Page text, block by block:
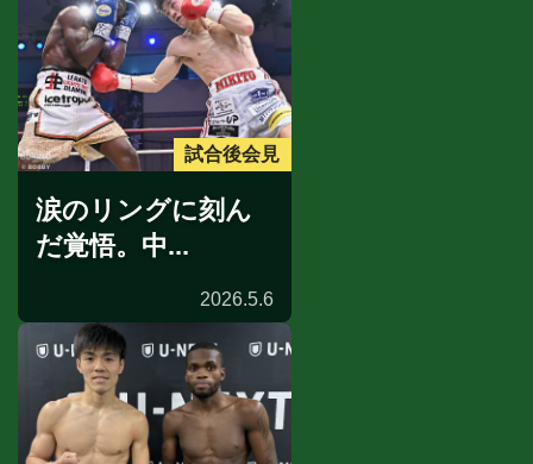
試合後会見
涙のリングに刻ん
だ覚悟。中...
2026.5.6